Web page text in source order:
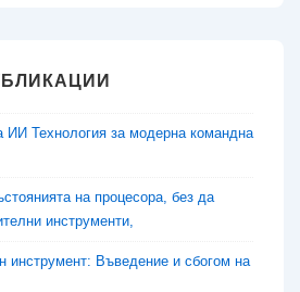
ИИ Технология за модерна командна
на процесора, без да
инструменти,
инструмент: Въведение и сбогом на